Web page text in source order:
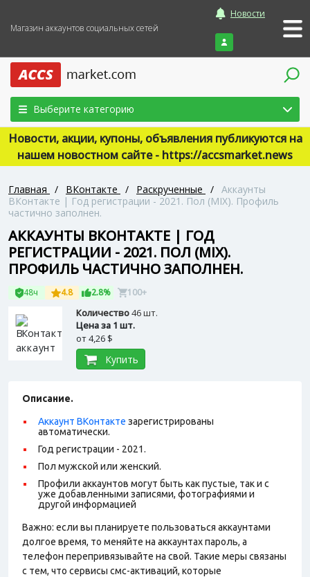
Магазин аккаунтов социальных сетей
Новости
Войти
Выберите категорию
Новости, акции, купоны, объявления публикуются на
нашем новостном сайте - https://accsmarket.news
Главная / ВКонтакте / Раскрученные / Аккаунты
ВКонтакте | Год регистрации - 2021. Пол (MIX). Профиль
частично заполнен.
АККАУНТЫ ВКОНТАКТЕ | ГОД
РЕГИСТРАЦИИ - 2021. ПОЛ (MIX).
ПРОФИЛЬ ЧАСТИЧНО ЗАПОЛНЕН.
48ч 4.8 2.8% 100+
Количество46 шт.
Цена за 1 шт.
от4,26 $
Купить
Описание.
Аккаунт ВКонтакте зарегистрированы
автоматически.
Год регистрации - 2021.
Пол мужской или женский.
Профили аккаунтов могут быть как пустые, так и с
уже добавленными записями, фотографиями и
другой информацией
Важно: если вы планируете пользоваться аккаунтами
долгое время, то меняйте на аккаунтах пароль, а
телефон перепривязывайте на свой. Такие меры связаны
с тем, что сервисы смс-активаций, которые